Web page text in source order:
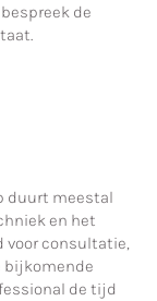
de
duurt meestal
en het
voor consultatie,
bijkomende
de tijd